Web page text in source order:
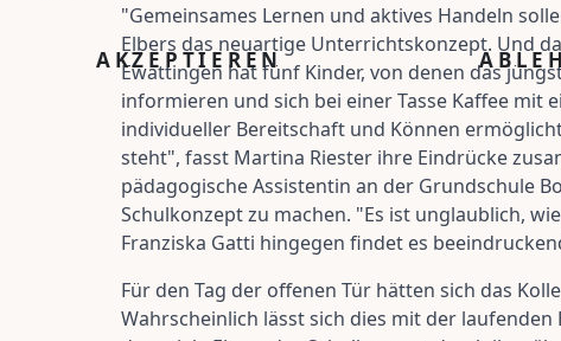
"Gemeinsames Lernen und aktives Handeln
Elbers das neuartige Unterrichtskonzept. Und
Ewattingen hat fünf Kinder, von denen das
informieren und sich bei einer Tasse Kaffee mit
individueller Bereitschaft und Können
steht", fasst Martina Riester ihre Eindrücke
pädagogische Assistentin an der Grundschule
Schulkonzept zu machen. "Es ist unglaublich,
Franziska Gatti hingegen findet es
Für den Tag der offenen Tür hätten sich das
Wahrscheinlich lässt sich dies mit der
AKZEPTIEREN